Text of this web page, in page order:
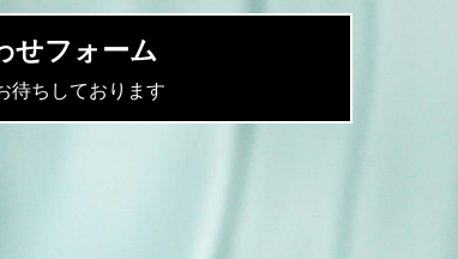
せフォーム
待ちしております